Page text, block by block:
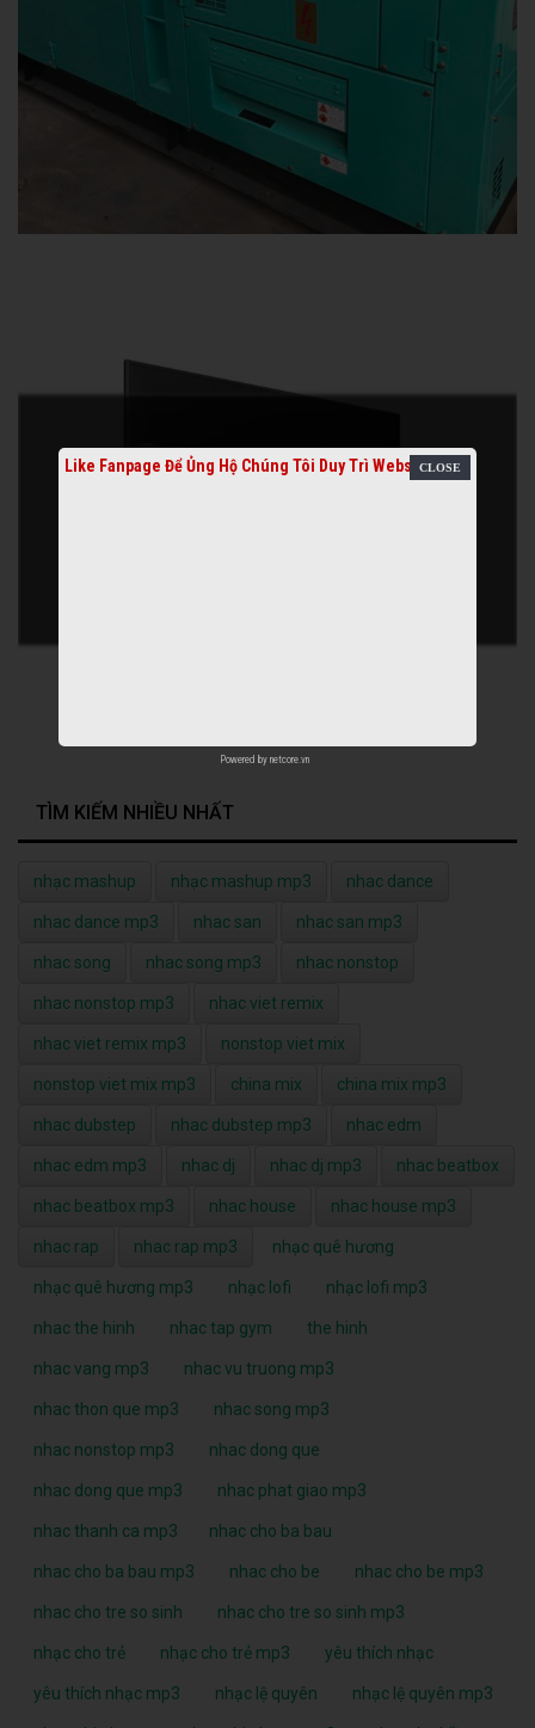
TÌM KIẾM NHIỀU NHẤT
nhạc mashup nhạc mashup mp3 nhac dance
nhac dance mp3 nhac san nhac san mp3
nhac song nhac song mp3 nhac nonstop
nhac nonstop mp3 nhac viet remix
nhac viet remix mp3 nonstop viet mix
nonstop viet mix mp3 china mix china mix mp3
nhac dubstep nhac dubstep mp3 nhac edm
nhac edm mp3 nhac dj nhac dj mp3 nhac beatbox
nhac beatbox mp3 nhac house nhac house mp3
nhac rap nhac rap mp3 nhạc quê hương
nhạc quê hương mp3 nhạc lofi nhạc lofi mp3
nhac the hinh nhac tap gym the hinh
nhac vang mp3 nhac vu truong mp3
nhac thon que mp3 nhac song mp3
nhac nonstop mp3 nhac dong que
nhac dong que mp3 nhac phat giao mp3
nhac thanh ca mp3 nhac cho ba bau
nhac cho ba bau mp3 nhac cho be nhac cho be mp3
nhac cho tre so sinh nhac cho tre so sinh mp3
nhạc cho trẻ nhạc cho trẻ mp3 yêu thích nhạc
yêu thích nhạc mp3 nhạc lệ quyên nhạc lệ quyên mp3
Like Fanpage Để Ủng Hộ Chúng Tôi Duy Trì Website
Powered by netcore.vn